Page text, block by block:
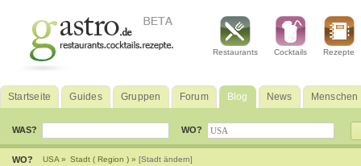
Restaurants Cocktails Rezepte
Startseite Guides Gruppen Forum Blog News Menschen
WAS? WO?
WO? USA » Stadt ( Region ) » [Stadt ändern]